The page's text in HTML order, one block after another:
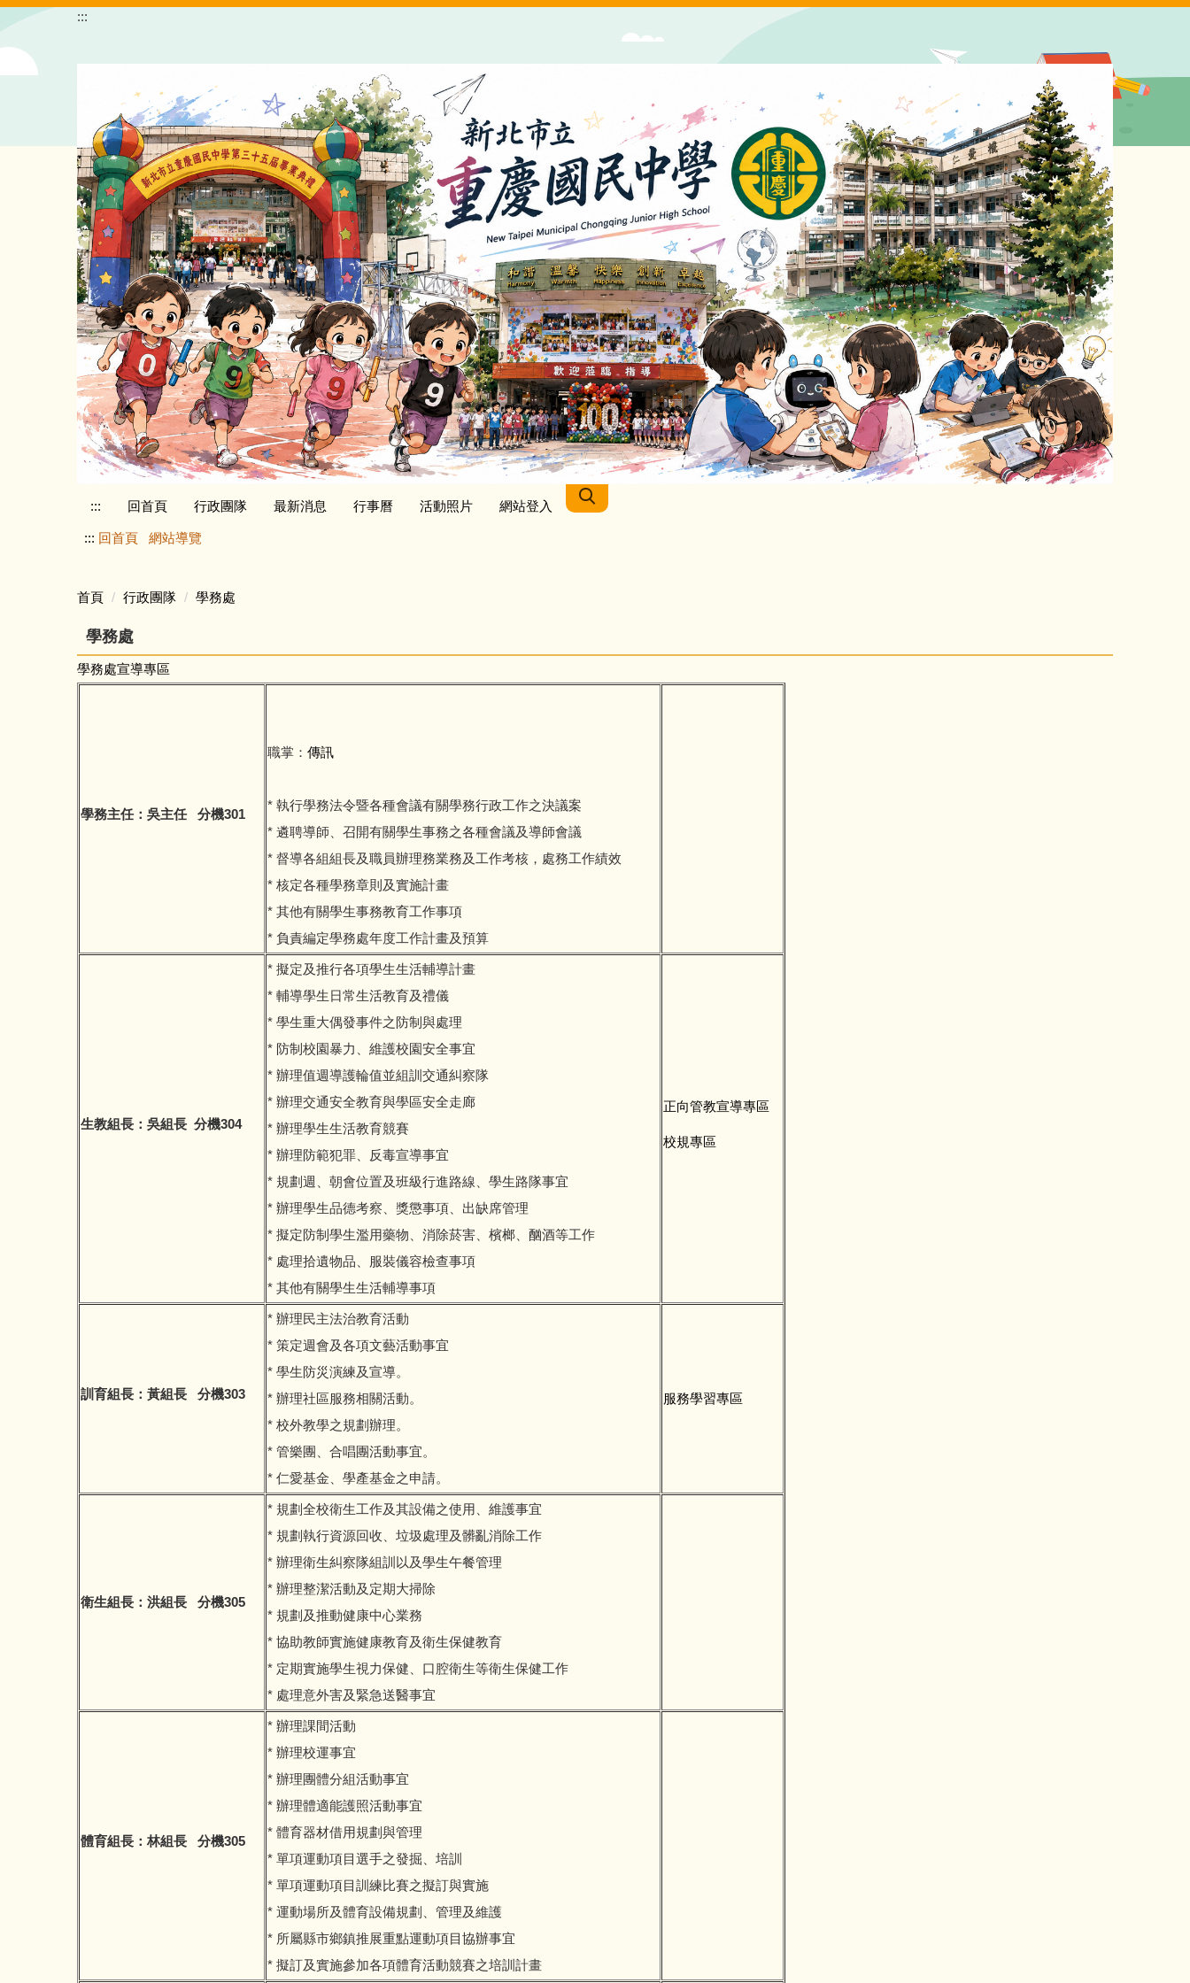
主
:::
::: 回首頁 行政團隊 最新消息 行事曆 活動照片 網站登入
::: 回首頁 網站導覽
首頁 行政團隊 學務處
學務處
學務處宣導專區
學務主任：吳主任 分機301
職掌： 傳訊
* 執行學務法令暨各種會議有關學務行政工作之決議案
* 遴聘導師、召開有關學生事務之各種會議及導師會議
* 督導各組組長及職員辦理務業務及工作考核，處務工作績效
* 核定各種學務章則及實施計畫
* 其他有關學生事務教育工作事項
* 負責編定學務處年度工作計畫及預算
生教組長：吳組長 分機304
* 擬定及推行各項學生生活輔導計畫
* 輔導學生日常生活教育及禮儀
* 學生重大偶發事件之防制與處理
* 防制校園暴力、維護校園安全事宜
* 辦理值週導護輪值並組訓交通糾察隊
* 辦理交通安全教育與學區安全走廊
* 辦理學生生活教育競賽
* 辦理防範犯罪、反毒宣導事宜
* 規劃週、朝會位置及班級行進路線、學生路隊事宜
* 辦理學生品德考察、獎懲事項、出缺席管理
* 擬定防制學生濫用藥物、消除菸害、檳榔、酗酒等工作
* 處理拾遺物品、服裝儀容檢查事項
* 其他有關學生生活輔導事項
正向管教宣導專區
校規專區
訓育組長：黃組長 分機303
* 辦理民主法治教育活動
* 策定週會及各項文藝活動事宜
* 學生防災演練及宣導。
* 辦理社區服務相關活動。
* 校外教學之規劃辦理。
* 管樂團、合唱團活動事宜。
* 仁愛基金、學產基金之申請。
服務學習專區
衛生組長：洪組長 分機305
* 規劃全校衛生工作及其設備之使用、維護事宜
* 規劃執行資源回收、垃圾處理及髒亂消除工作
* 辦理衛生糾察隊組訓以及學生午餐管理
* 辦理整潔活動及定期大掃除
* 規劃及推動健康中心業務
* 協助教師實施健康教育及衛生保健教育
* 定期實施學生視力保健、口腔衛生等衛生保健工作
* 處理意外害及緊急送醫事宜
體育組長：林組長 分機305
* 辦理課間活動
* 辦理校運事宜
* 辦理團體分組活動事宜
* 辦理體適能護照活動事宜
* 體育器材借用規劃與管理
* 單項運動項目選手之發掘、培訓
* 單項運動項目訓練比賽之擬訂與實施
* 運動場所及體育設備規劃、管理及維護
* 所屬縣市鄉鎮推展重點運動項目協辦事宜
* 擬訂及實施參加各項體育活動競賽之培訓計畫